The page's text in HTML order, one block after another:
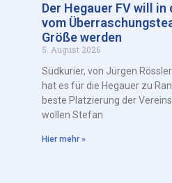
Der Hegauer FV will in
vom
Größe werden
5. August 2026
Südkurier, von Jürgen
hat es für die Hegauer zu
beste Platzierung der
wollen Stefan
Hier mehr »